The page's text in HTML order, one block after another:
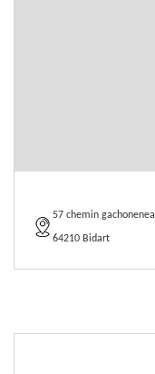
57 chemin gachonenea
64210 Bidart